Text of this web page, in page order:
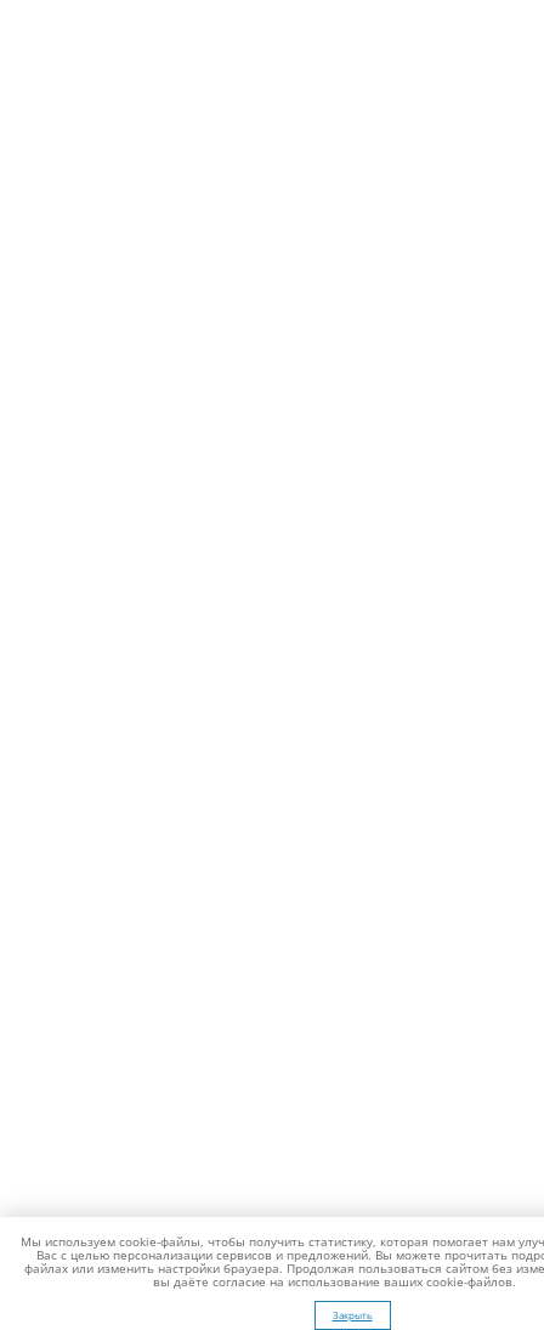
Мы используем cookie-файлы, чтобы получить статистику, которая помогает нам
Вас с целью персонализации сервисов и предложений. Вы можете прочитать
файлах или изменить настройки браузера. Продолжая пользоваться сайтом без
вы даёте согласие на использование ваших cookie-файлов.